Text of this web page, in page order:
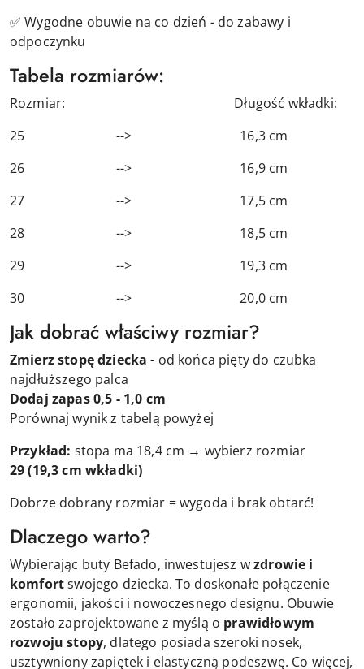
✅ Wygodne obuwie na co dzień - do zabawy i
odpoczynku
Tabela rozmiarów:
Rozmiar: Długość wkładki:
25 --> 16,3 cm
26 --> 16,9 cm
27 --> 17,5 cm
28 --> 18,5 cm
29 --> 19,3 cm
30 --> 20,0 cm
Jak dobrać właściwy rozmiar?
Zmierz stopę dziecka - od końca pięty do czubka
najdłuższego palca
Dodaj zapas 0,5 - 1,0 cm
Porównaj wynik z tabelą powyżej
Przykład: stopa ma 18,4 cm → wybierz rozmiar
29(19,3 cm wkładki)
Dobrze dobrany rozmiar = wygoda i brak obtarć!
Dlaczego warto?
Wybierając buty Befado, inwestujesz wzdrowie i
komfortswojego dziecka. To doskonałe połączenie
ergonomii, jakości i nowoczesnego designu. Obuwie
zostało zaprojektowane z myślą o prawidłowym
rozwoju stopy, dlatego posiada szeroki nosek,
usztywniony zapiętek i elastyczną podeszwę. Co więcej,